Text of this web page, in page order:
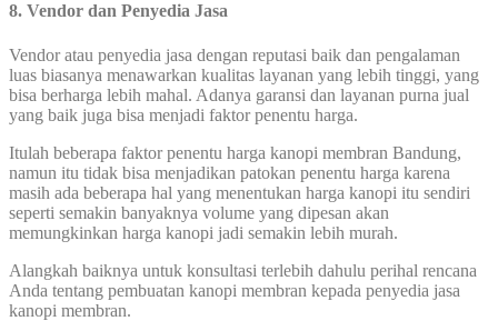
8. Vendor dan Penyedia Jasa
Vendor atau penyedia jasa dengan reputasi baik dan pengalaman
luas biasanya menawarkan kualitas layanan yang lebih tinggi, yang
bisa berharga lebih mahal. Adanya garansi dan layanan purna jual
yang baik juga bisa menjadi faktor penentu harga.
Itulah beberapa faktor penentu harga kanopi membran Bandung,
namun itu tidak bisa menjadikan patokan penentu harga karena
masih ada beberapa hal yang menentukan harga kanopi itu sendiri
seperti semakin banyaknya volume yang dipesan akan
memungkinkan harga kanopi jadi semakin lebih murah.
Alangkah baiknya untuk konsultasi terlebih dahulu perihal rencana
Anda tentang pembuatan kanopi membran kepada penyedia jasa
kanopi membran.